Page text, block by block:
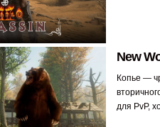
New
Копье —
для PvP,